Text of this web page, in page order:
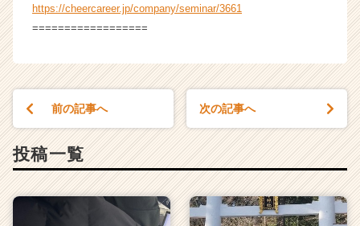
https://cheercareer.jp/company/seminar/3661
==================
前の記事へ 次の記事へ
投稿一覧